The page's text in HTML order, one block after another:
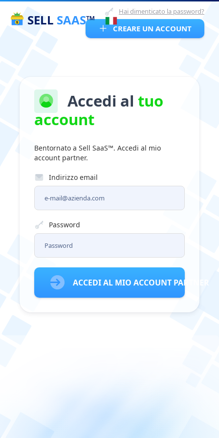
SELL SAAS™
Hai dimenticato la password?
CREARE UN ACCOUNT
Accedi al tuo
account
Bentornato a Sell SaaS™. Accedi al mio
account partner.
Indirizzo email
Password
ACCEDI AL MIO ACCOUNT PARTNER